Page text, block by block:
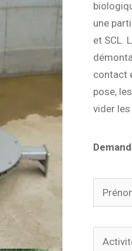
une
et SCL.
contact
pose,
vider